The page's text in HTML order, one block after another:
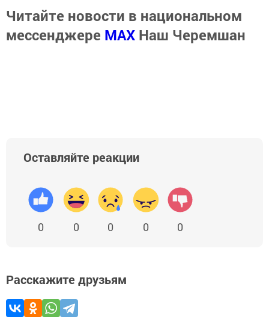
Читайте новости в национальном
мессенджере MАХ Наш Черемшан
Оставляйте реакции
0 0 0 0 0
Расскажите друзьям